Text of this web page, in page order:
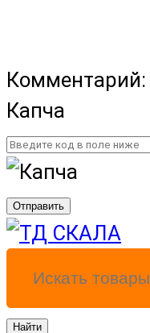
Комментарий:
Капча
Отправить
Найти